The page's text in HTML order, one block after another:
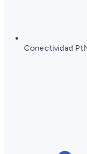
Conectividad